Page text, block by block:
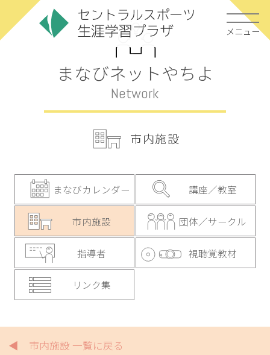
メニュー
まなびネットやちよ
Network
市内施設
まなびカレンダー 講座／教室
市内施設 団体／サークル
指導者 視聴覚教材
リンク集
◀ 市内施設 一覧に戻る